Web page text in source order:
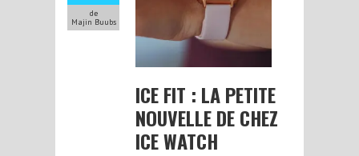
de
Majin Buubs
ICE FIT : LA PETITE
NOUVELLE DE CHEZ
ICE WATCH